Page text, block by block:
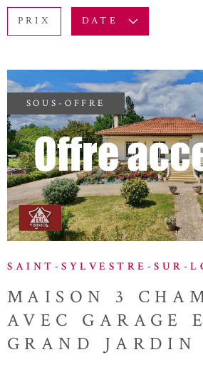
PRIX DATE
SAINT-SYLVESTRE-SUR-
MAISON 3
AVEC GARAGE
GRAND JARDIN
SOUS-OFFRE
VOIR LE
Surface
Pièces
PIÈCES
CRITÈRES
Piscine
Terrasse